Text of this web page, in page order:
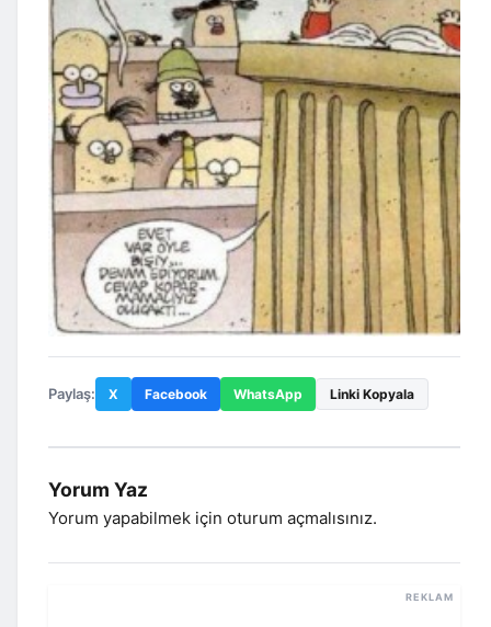
Paylaş: X Facebook WhatsApp Linki Kopyala
Yorum Yaz
Yorum yapabilmek için oturum açmalısınız.
REKLAM